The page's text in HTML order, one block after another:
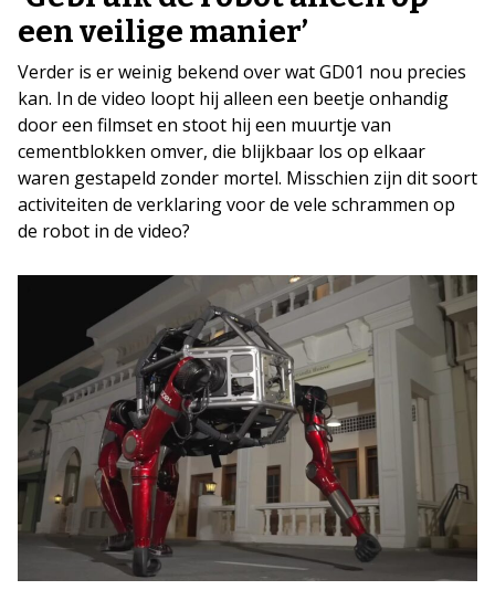
een veilige manier’
Verder is er weinig bekend over wat GD01 nou precies
kan. In de video loopt hij alleen een beetje onhandig
door een filmset en stoot hij een muurtje van
cementblokken omver, die blijkbaar los op elkaar
waren gestapeld zonder mortel. Misschien zijn dit soort
activiteiten de verklaring voor de vele schrammen op
de robot in de video?